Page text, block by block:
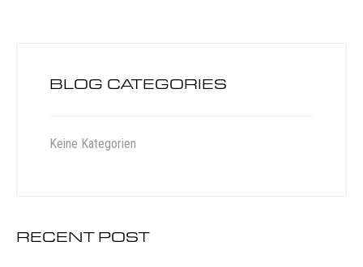
BLOG CATEGORIES
Keine Kategorien
RECENT POST